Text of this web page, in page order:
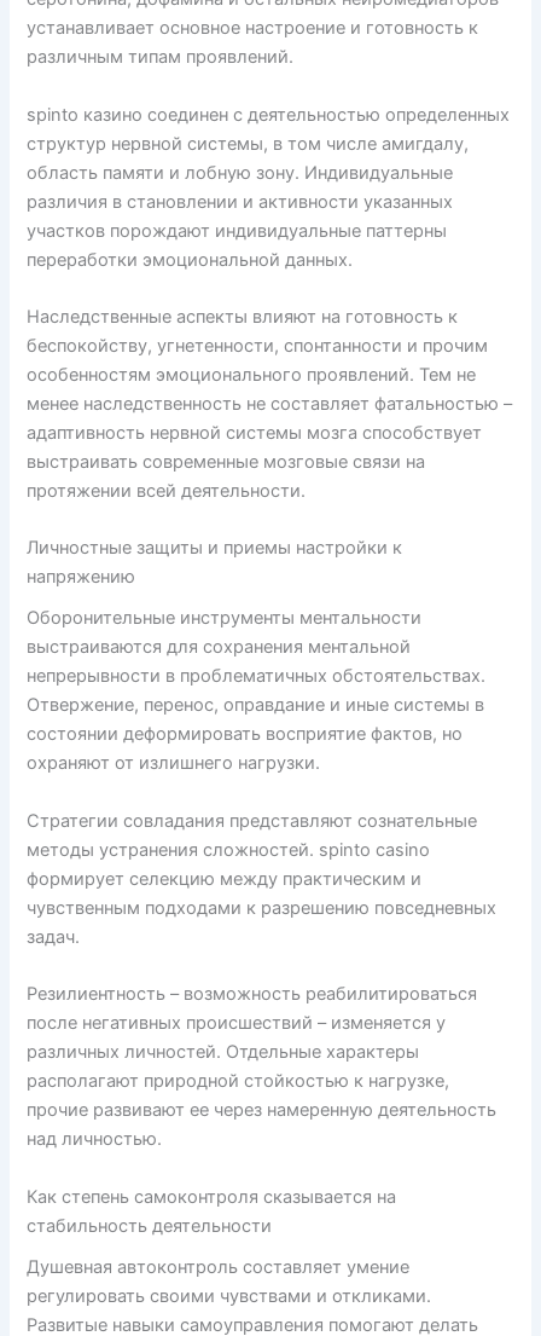
устанавливает основное настроение и готовность к
различным типам проявлений.
spinto казино соединен с деятельностью определенных
структур нервной системы, в том числе амигдалу,
область памяти и лобную зону. Индивидуальные
различия в становлении и активности указанных
участков порождают индивидуальные паттерны
переработки эмоциональной данных.
Наследственные аспекты влияют на готовность к
беспокойству, угнетенности, спонтанности и прочим
особенностям эмоционального проявлений. Тем не
менее наследственность не составляет фатальностью –
адаптивность нервной системы мозга способствует
выстраивать современные мозговые связи на
протяжении всей деятельности.
Личностные защиты и приемы настройки к
напряжению
Оборонительные инструменты ментальности
выстраиваются для сохранения ментальной
непрерывности в проблематичных обстоятельствах.
Отвержение, перенос, оправдание и иные системы в
состоянии деформировать восприятие фактов, но
охраняют от излишнего нагрузки.
Стратегии совладания представляют сознательные
методы устранения сложностей. spinto casino
формирует селекцию между практическим и
чувственным подходами к разрешению повседневных
задач.
Резилиентность – возможность реабилитироваться
после негативных происшествий – изменяется у
различных личностей. Отдельные характеры
располагают природной стойкостью к нагрузке,
прочие развивают ее через намеренную деятельность
над личностью.
Как степень самоконтроля сказывается на
стабильность деятельности
Душевная автоконтроль составляет умение
регулировать своими чувствами и откликами.
Развитые навыки самоуправления помогают делать